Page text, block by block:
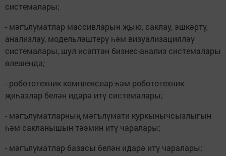
системалары;
- мәгълүматлар массивларын җыю, саклау, эшкәртү,
анализлау, модельләштерү һәм визуализацияләү
системалары, шул исәптән бизнес-анализ системалары
өлешендә;
- робототехник комплекслар һәм робототехник
җиһазлар белән идарә итү системалары;
- мәгълүматларның мәгълүмати куркынычсызлыгын
һәм сакланышын тәэмин итү чаралары;
- мәгълүматлар базасы белән идарә итү чаралары;